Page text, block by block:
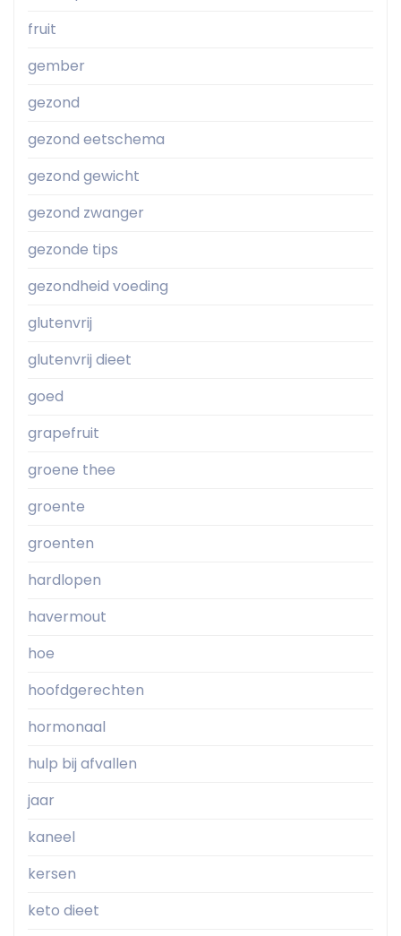
fruit
gember
gezond
gezond eetschema
gezond gewicht
gezond zwanger
gezonde tips
gezondheid voeding
glutenvrij
glutenvrij dieet
goed
grapefruit
groene thee
groente
groenten
hardlopen
havermout
hoe
hoofdgerechten
hormonaal
hulp bij afvallen
jaar
kaneel
kersen
keto dieet